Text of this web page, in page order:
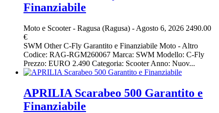
Finanziabile
Moto e Scooter- Ragusa (Ragusa) - Agosto 6, 2026 2490.00
€
SWM Other C-Fly Garantito e Finanziabile Moto - Altro
Codice: RAG-RGM260067 Marca: SWM Modello: C-Fly
Prezzo: EURO 2.490 Categoria: Scooter Anno: Nuov...
APRILIA Scarabeo 500 Garantito e
Finanziabile